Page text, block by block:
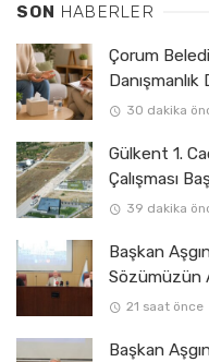
SON HABERLER
Çorum
30 dakika
Gülkent 1.
Çalışması
39 dakika
Başkan
Sözümüzün
21 saat önce
Başkan